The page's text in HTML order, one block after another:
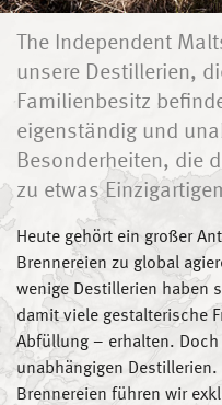
The Independent
unsere Destillerien,
Familienbesitz
eigenständig und
Besonderheiten, die
zu etwas
Heute gehört ein großer
Brennereien zu global
wenige Destillerien haben
damit viele gestalterische
Abfüllung – erhalten.
unabhängigen
Brennereien führen wir